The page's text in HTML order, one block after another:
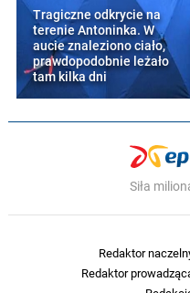
Tragiczne odkrycie na
terenie Antoninka. W
aucie znaleziono ciało,
prawdopodobnie leżało
tam kilka dni
Siła
Redaktor
Redaktor